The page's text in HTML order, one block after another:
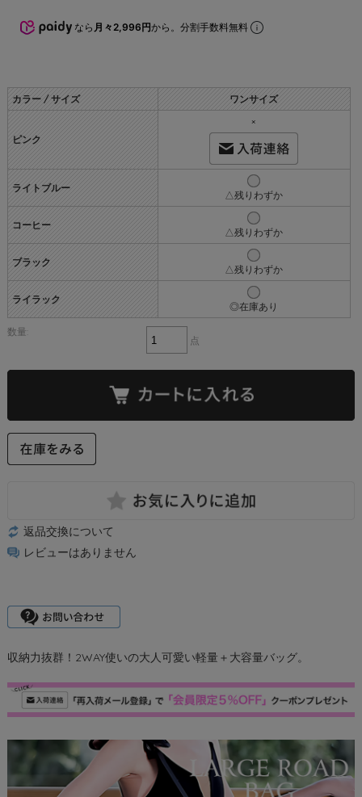
なら 月々2,996円から。分割手数料無料
カラー / サイズ ワンサイズ
ピンク
×
ライトブルー
△残りわずか
コーヒー
△残りわずか
ブラック
△残りわずか
ライラック
◎在庫あり
数量:
点
返品交換について
レビューはありません
収納力抜群！2WAY使いの大人可愛い軽量＋大容量バッグ。